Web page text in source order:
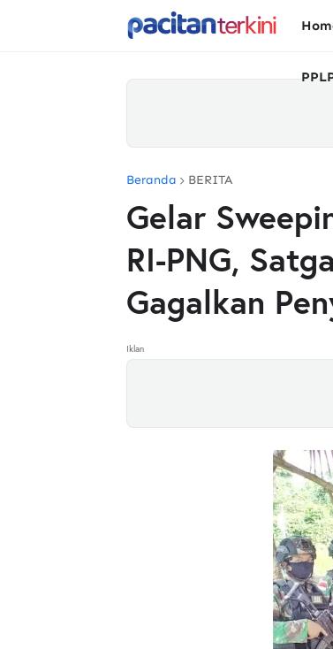
Beranda BERITA
Gelar
RI-PNG,
Gagalkan
Iklan